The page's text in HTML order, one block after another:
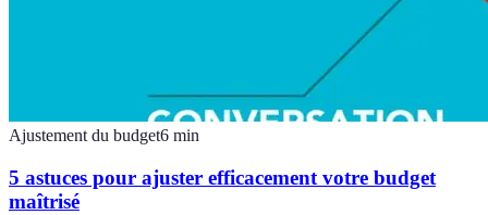
Ajustement du budget6 min
5 astuces pour ajuster efficacement votre budget
maîtrisé